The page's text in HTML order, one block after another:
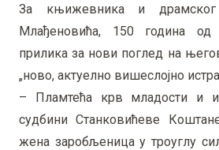
За књижевника и драмског
Млађеновића, 150 година
прилика за нови поглед на
„ново, актуелно вишеслојно
– Пламтећа крв младости и
судбини Станковићеве
жена заробљеница у троуглу